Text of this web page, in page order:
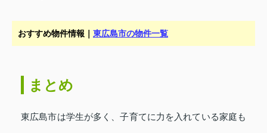
おすすめ物件情報｜ 東広島市の物件一覧
まとめ
東広島市は学生が多く、子育てに力を入れている家庭も